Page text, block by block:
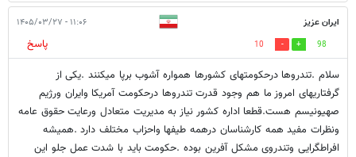
ایران عزیز ۱۱:۰۶ - ۱۴۰۵/۰۳/۲۷
98
10
پاسخ
سلام .تندروها درحکومتهای کشورها همواره آشوب برپا میکنند .یکی از
گرفتاریهای امروز ما هم وجود قدرت تندروها درحکومت آمریکا وایران ورژیم
صهیونیسم هست.قطعا اداره کشور نیاز به مدیریت متعادل ورعایت حقوق عامه
ونظرات مفید همه کارشناسان درهمه طیفها واحزاب مختلف دارد .همیشه
افراطگرایی وتندروی مشکل آفرین بوده .حکومت باید با شدت عمل جلو این